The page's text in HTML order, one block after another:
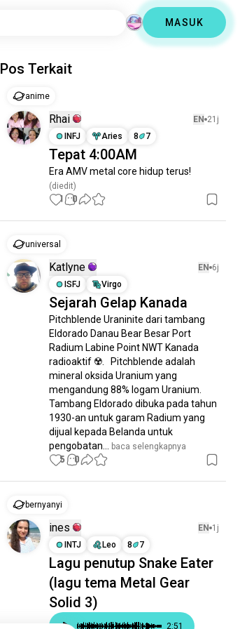
MASUK
Pos Terkait
anime
Rhai EN 21j
INFJ
Aries 8 7
Tepat 4:00AM
Era AMV metal core hidup terus!
(diedit)
1 0
universal
Katlyne EN 6j
ISFJ
Virgo
Sejarah Gelap Kanada
Pitchblende Uraninite dari tambang
Eldorado Danau Bear Besar Port
Radium Labine Point NWT Kanada
radioaktif ☢️.   Pitchblende adalah
mineral oksida Uranium yang
mengandung 88% logam Uranium.
Tambang Eldorado dibuka pada tahun
1930-an untuk garam Radium yang
dijual kepada Belanda untuk
pengobatan...
baca selengkapnya
5 0
bernyanyi
ines EN 1j
INTJ
Leo 8 7
Lagu penutup Snake Eater
(lagu tema Metal Gear
Solid 3)
2:51